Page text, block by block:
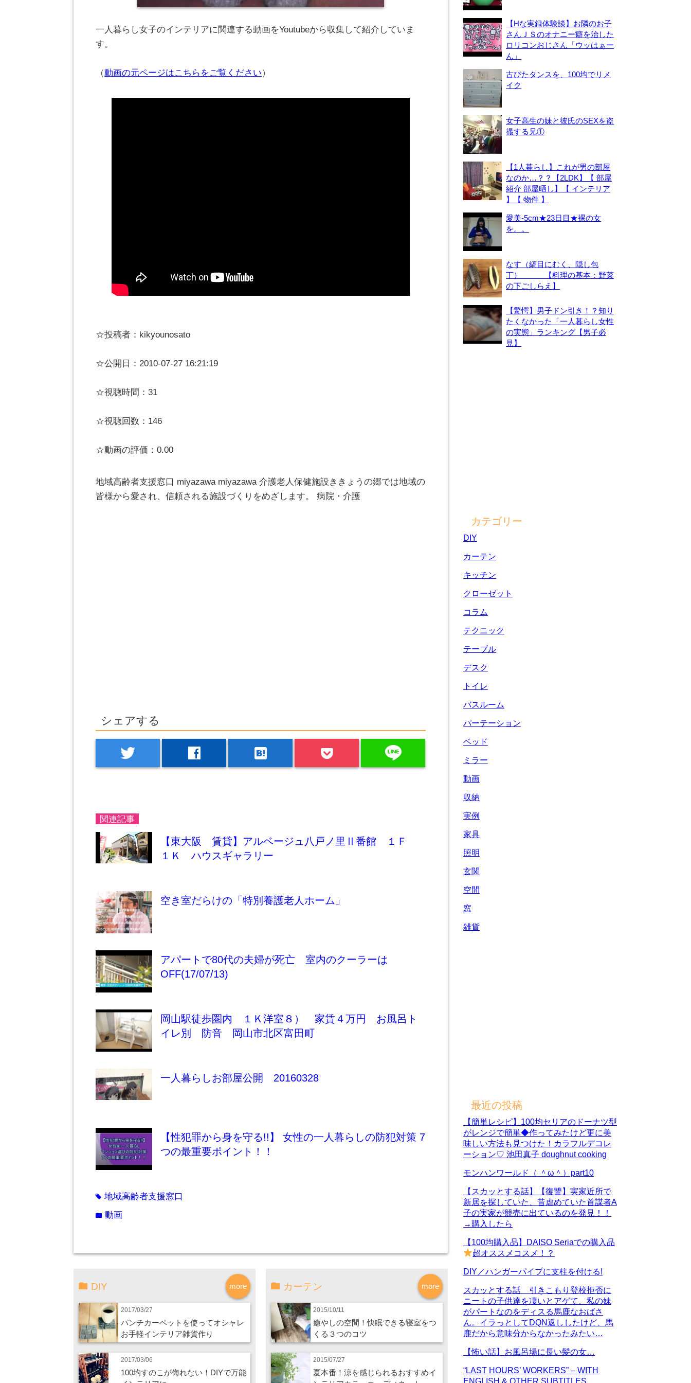
一人暮らし女子のインテリアに関連する動画をYoutubeから収集して紹介していま
す。
（動画の元ページはこちらをご覧ください）
☆投稿者：kikyounosato
☆公開日：2010-07-27 16:21:19
☆視聴時間：31
☆視聴回数：146
☆動画の評価：0.00
地域高齢者支援窓口 miyazawa miyazawa 介護老人保健施設ききょうの郷では地域の
皆様から愛され、信頼される施設づくりをめざします。 病院・介護
シェアする
twitter facebook hatenabookmark line
関連記事
【東大阪 賃貸】アルベージュ八戸ノ里Ⅱ番館 １Ｆ
１Ｋ ハウスギャラリー
空き室だらけの「特別養護老人ホーム」
アパートで80代の夫婦が死亡 室内のクーラーは
OFF(17/07/13)
岡山駅徒歩圏内 １Ｋ洋室８） 家賃４万円 お風呂ト
イレ別 防音 岡山市北区富田町
一人暮らしお部屋公開 20160328
【性犯罪から身を守る!!】 女性の一人暮らしの防犯対策 7
つの最重要ポイント！！
tag 地域高齢者支援窓口
folder 動画
more
DIY
2017/03/27
パンチカーペットを使ってオシャレ
お手軽インテリア雑貨作り
2017/03/06
100均すのこが侮れない！DIYで万能
more
カーテン
2015/10/11
癒やしの空間！快眠できる寝室をつ
くる３つのコツ
2015/07/27
夏本番！涼を感じられるおすすめイ
【Hな実録体験談】お隣のお子
さんＪＳのオナニー癖を治した
ロリコンおじさん「ウッはぁー
ん」
古びたタンスを、100均でリメ
イク
女子高生の妹と彼氏のSEXを盗
撮する兄①
【1人暮らし】これが男の部屋
なのか…？？【2LDK】【 部屋
紹介 部屋晒し】【 インテリア
】【 物件 】
愛美-5cm★23日目★裸の女
を。。
なす（縞目にむく、隠し包
丁） 【料理の基本：野菜
の下ごしらえ】
【驚愕】男子ドン引き！？知り
たくなかった「一人暮らし女性
の実態」ランキング【男子必
見】
カテゴリー
DIY
カーテン
キッチン
クローゼット
コラム
テクニック
テーブル
デスク
トイレ
バスルーム
パーテーション
ベッド
ミラー
動画
収納
実例
家具
照明
玄関
空間
窓
雑貨
最近の投稿
【簡単レシピ】100均セリアのドーナツ型
がレンジで簡単◆作ってみたけど更に美
味しい方法も見つけた！カラフルデコレ
ーション♡ 池田真子 doughnut cooking
モンハンワールド（ ＾ω＾）part10
【スカッとする話】【復讐】実家近所で
新居を探していた、昔虐めていた首謀者A
子の実家が競売に出ているのを発見！！
→購入したら
【100均購入品】DAISO Seriaでの購入品
超オススメコスメ！？
DIY／ハンガーパイプに支柱を付ける!
スカッとする話 引きこもり登校拒否に
ニートの子供達を凄いとアゲて、私の妹
がパートなのをディスる馬鹿なおばさ
ん。イラっとしてDQN返ししたけど、馬
鹿だから意味分からなかったみたい…
【怖い話】お風呂場に長い髪の女…
“LAST HOURS’ WORKERS” – WITH
ENGLISH & OTHER SUBTITLES